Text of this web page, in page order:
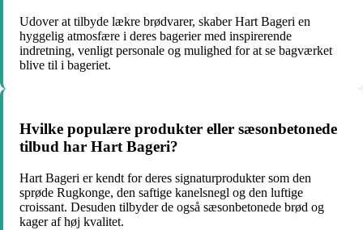
Udover at tilbyde lækre brødvarer, skaber Hart Bageri en
hyggelig atmosfære i deres bagerier med inspirerende
indretning, venligt personale og mulighed for at se bagværket
blive til i bageriet.
Hvilke populære produkter eller sæsonbetonede
tilbud har Hart Bageri?
Hart Bageri er kendt for deres signaturprodukter som den
sprøde Rugkonge, den saftige kanelsnegl og den luftige
croissant. Desuden tilbyder de også sæsonbetonede brød og
kager af høj kvalitet.